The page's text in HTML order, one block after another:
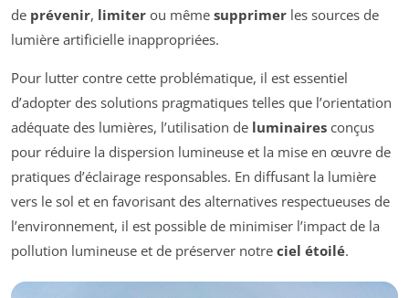
de prévenir, limiter ou même supprimer les sources de
lumière artificielle inappropriées.
Pour lutter contre cette problématique, il est essentiel
d’adopter des solutions pragmatiques telles que l’orientation
adéquate des lumières, l’utilisation de luminaires conçus
pour réduire la dispersion lumineuse et la mise en œuvre de
pratiques d’éclairage responsables. En diffusant la lumière
vers le sol et en favorisant des alternatives respectueuses de
l’environnement, il est possible de minimiser l’impact de la
pollution lumineuse et de préserver notre ciel étoilé.